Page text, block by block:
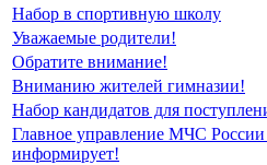
Набор в спортивную школу
Уважаемые родители!
Обратите внимание!
Вниманию жителей гимназии!
Набор кандидатов для
Главное управление МЧС России
информирует!